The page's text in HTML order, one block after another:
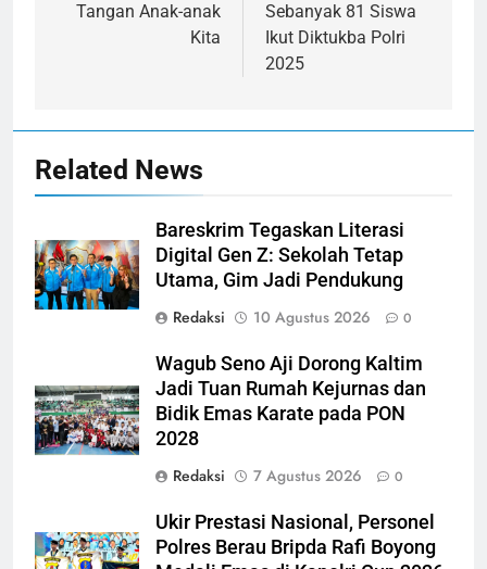
Tangan Anak-anak
Kita
Sebanyak 81 Siswa
Ikut Diktukba Polri
2025
Related News
Bareskrim Tegaskan Literasi
Digital Gen Z: Sekolah Tetap
Utama, Gim Jadi Pendukung
Redaksi
10 Agustus 2026 0
Wagub Seno Aji Dorong Kaltim
Jadi Tuan Rumah Kejurnas dan
Bidik Emas Karate pada PON
2028
Redaksi
7 Agustus 2026 0
Ukir Prestasi Nasional, Personel
Polres Berau Bripda Rafi Boyong